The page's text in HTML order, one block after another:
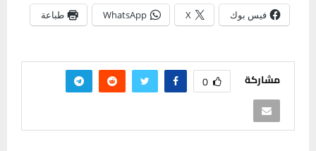
فيس بوك X
WhatsApp طباعة
مشاركة 0